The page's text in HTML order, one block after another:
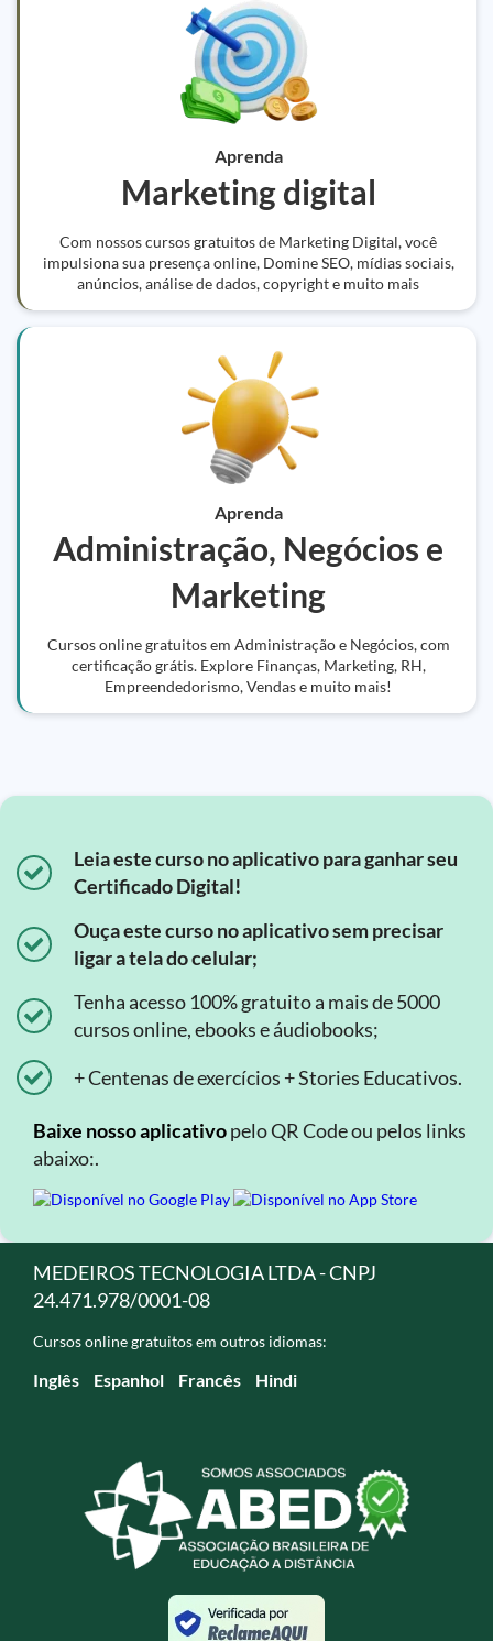
Aprenda
Marketing digital
Com nossos cursos gratuitos de Marketing Digital, você
impulsiona sua presença online, Domine SEO, mídias sociais,
anúncios, análise de dados, copyright e muito mais
Aprenda
Administração, Negócios e
Marketing
Cursos online gratuitos em Administração e Negócios, com
certificação grátis. Explore Finanças, Marketing, RH,
Empreendedorismo, Vendas e muito mais!
Leia este curso no aplicativo para ganhar seu
Certificado Digital!
Ouça este curso no aplicativo sem precisar
ligar a tela do celular;
Tenha acesso 100% gratuito a mais de 5000
cursos online, ebooks e áudiobooks;
+ Centenas de exercícios + Stories Educativos.
Baixe nosso aplicativopelo QR Code ou pelos links
abaixo:.
MEDEIROS TECNOLOGIA LTDA - CNPJ
24.471.978/0001-08
Cursos online gratuitos em outros idiomas:
Inglês Espanhol Francês Hindi